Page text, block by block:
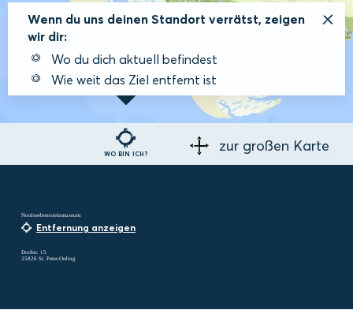
WO BIN ICH?
Wenn du uns deinen Standort verrätst, zeigen
wir dir:
Wo du dich aktuell befindest
Wie weit das Ziel entfernt ist
zur großen Karte
Nordseebernsteinmuseum
Entfernung anzeigen
Dorfstr. 15
25826 St. Peter-Ording